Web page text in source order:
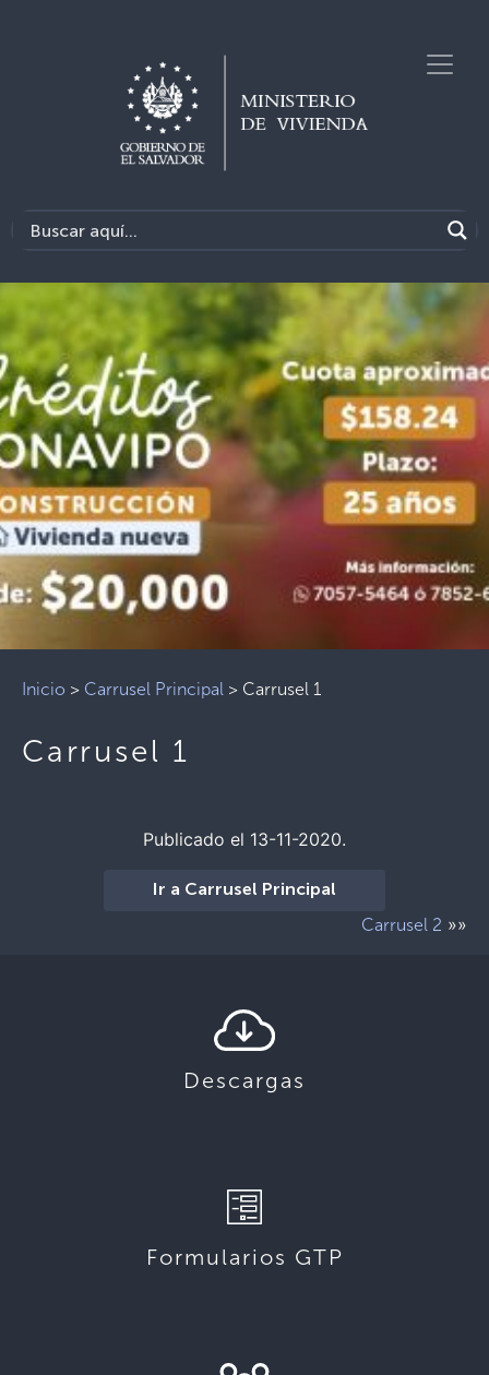
Inicio > Carrusel Principal > Carrusel 1
Carrusel 1
Publicado el 13-11-2020.
Ir a Carrusel Principal
Carrusel 2 »»
Descargas
Formularios GTP